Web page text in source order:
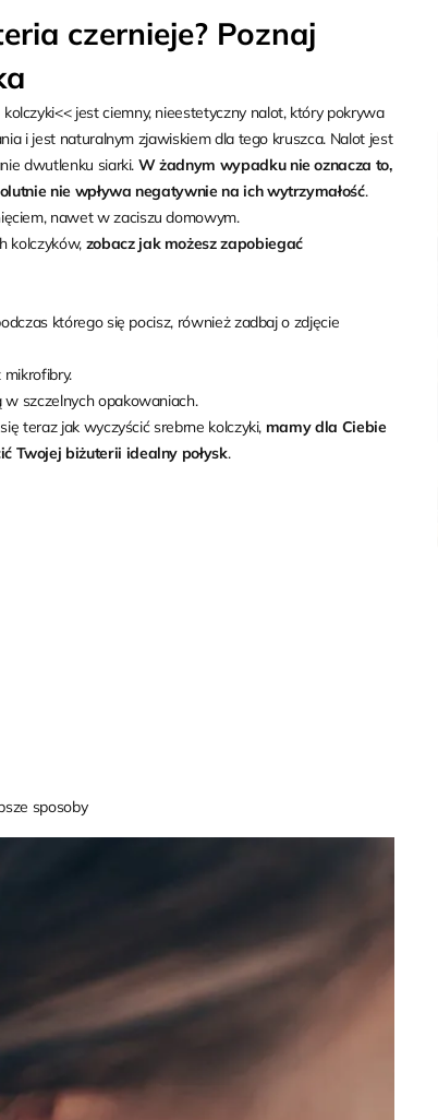
czernieje? Poznaj
<< jest ciemny, nieestetyczny nalot, który pokrywa
i jest naturalnym zjawiskiem dla tego kruszca. Nalot jest
dwutlenku siarki. W żadnym wypadku nie oznacza to,
nie wpływa negatywnie na ich wytrzymałość.
nawet w zaciszu domowym.
kolczyków, zobacz jak możesz zapobiegać
którego się pocisz, również zadbaj o zdjęcie
szczelnych opakowaniach.
teraz jak wyczyścić srebrne kolczyki, mamy dla Ciebie
Twojej biżuterii idealny połysk.
sposoby